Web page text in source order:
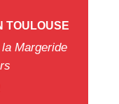
TOULOUSE
Margeride